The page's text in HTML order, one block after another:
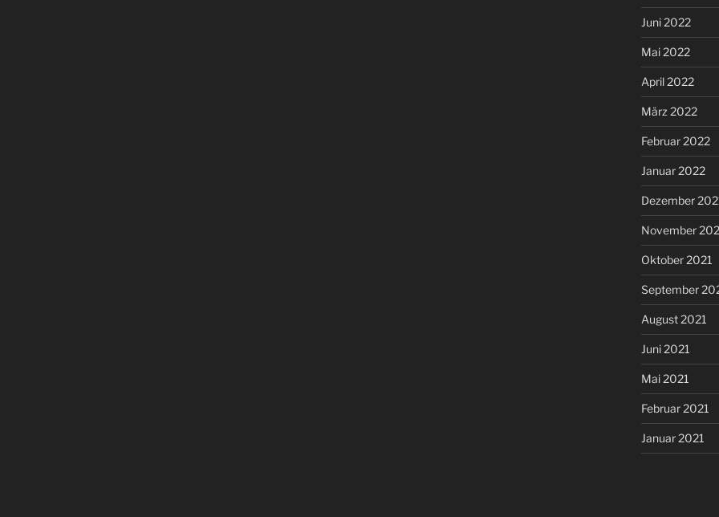
Juni 2022
Mai 2022
April 2022
März 2022
Februar 2022
Januar 2022
Dezember
November
Oktober 2021
September
August 2021
Juni 2021
Mai 2021
Februar 2021
Januar 2021